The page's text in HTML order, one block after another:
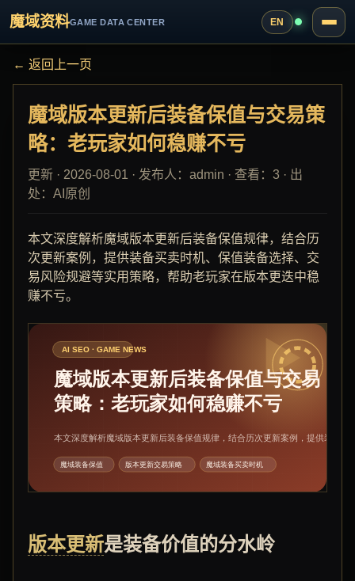
魔域资料GAME DATA CENTER EN
← 返回上一页
魔域版本更新后装备保值与交易策
略：老玩家如何稳赚不亏
更新 · 2026-08-01 · 发布人：admin · 查看：3 · 出
处：AI原创
本文深度解析魔域版本更新后装备保值规律，结合历
次更新案例，提供装备买卖时机、保值装备选择、交
易风险规避等实用策略，帮助老玩家在版本更迭中稳
赚不亏。
版本更新是装备价值的分水岭